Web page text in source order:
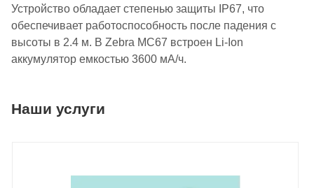
Устройство обладает степенью защиты IP67, что
обеспечивает работоспособность после падения с
высоты в 2.4 м. В Zebra MC67 встроен Li-Ion
аккумулятор емкостью 3600 мА/ч.
Наши услуги